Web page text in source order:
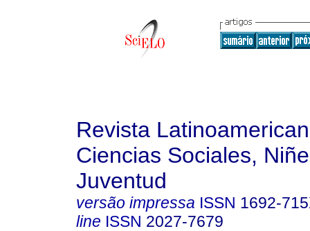
Revista
Ciencias Sociales,
Juventud
versão impressa ISSN 1692-
line ISSN 2027-7679